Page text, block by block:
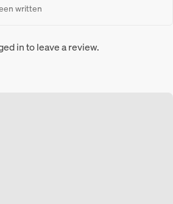
written
in to leave a review.